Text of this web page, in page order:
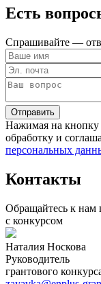
Есть
Спрашивайте —
Отправить
Нажимая на кнопку
обработку и
персональных
Контакты
Обращайтесь к
с конкурсом
Наталия Носкова
Руководитель
грантового